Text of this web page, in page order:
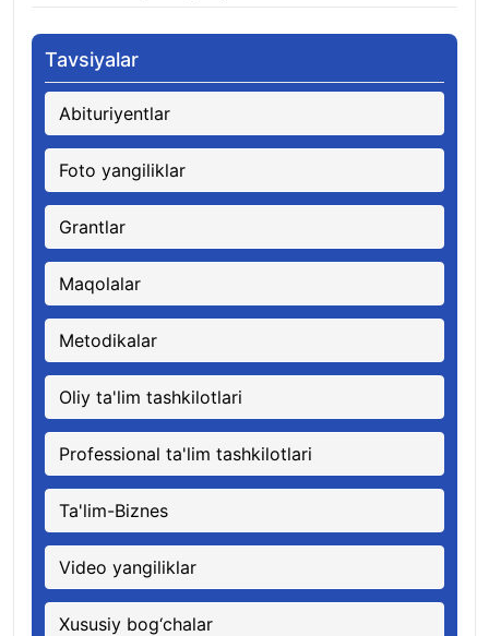
Tavsiyalar
Abituriyentlar
Foto yangiliklar
Grantlar
Maqolalar
Metodikalar
Oliy ta'lim tashkilotlari
Professional ta'lim tashkilotlari
Ta'lim-Biznes
Video yangiliklar
Xususiy bog‘chalar